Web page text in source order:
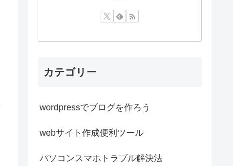
カテゴリー
wordpressでブログを作ろう
webサイト作成便利ツール
パソコンスマホトラブル解決法